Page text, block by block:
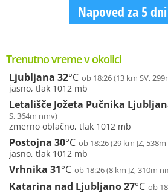
Napoved za 5 dni
Trenutno vreme v okolici
Ljubljana 32°C ob 18:26 (13 km SV,
jasno, tlak 1012 mb
Letališče Jožeta Pučnika
S, 364m nmv)
zmerno oblačno, tlak 1012 mb
Postojna 30°C ob 18:26 (29 km JZ,
jasno, tlak 1012 mb
Vrhnika 31°C ob 18:26 (8 km JZ, 310m
Katarina nad Ljubljano27°C ob